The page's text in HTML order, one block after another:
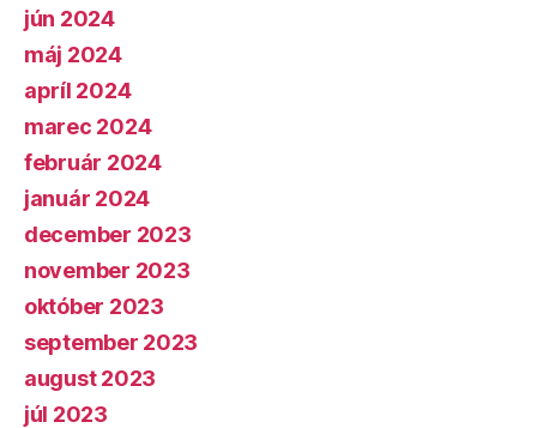
jún 2024
máj 2024
apríl 2024
marec 2024
február 2024
január 2024
december 2023
november 2023
október 2023
september 2023
august 2023
júl 2023